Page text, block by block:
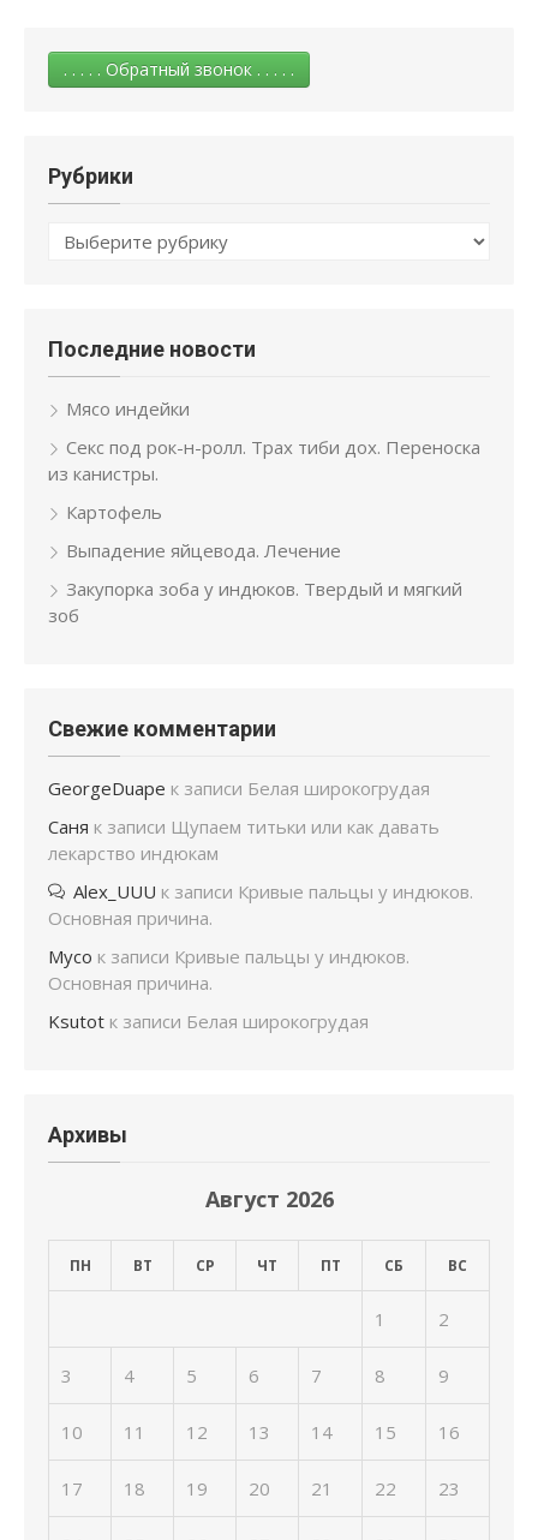
. . . . . Обратный звонок . . . . .
Рубрики
Рубрики
Последние новости
Мясо индейки
Секс под рок-н-ролл. Трах тиби дох. Переноска
из канистры.
Картофель
Выпадение яйцевода. Лечение
Закупорка зоба у индюков. Твердый и мягкий
зоб
Свежие комментарии
GeorgeDuape к записи Белая широкогрудая
Саня к записи Щупаем титьки или как давать
лекарство индюкам
Alex_UUU к записи Кривые пальцы у индюков.
Основная причина.
Мусо к записи Кривые пальцы у индюков.
Основная причина.
Ksutot к записи Белая широкогрудая
Архивы
Август 2026
ПН ВТ СР ЧТ ПТ СБ ВС
1 2
3 4 5 6 7 8 9
10 11 12 13 14 15 16
17 18 19 20 21 22 23